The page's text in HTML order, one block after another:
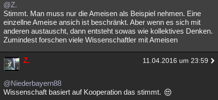
@Z.
Stimmt. Man muss nur die Ameisen als Beispiel nehmen. Eine
einzellne Ameise ansich ist beschränkt. Aber wenn es sich mit
anderen austauscht, dann entsteht sowas wie kollektives Denken.
Zumindest forschen viele Wissenschaftler mit Ameisen
Z. 11.04.2016 um 23:59
@Niederbayern88
Wissenschaft basiert auf Kooperation das stimmt.